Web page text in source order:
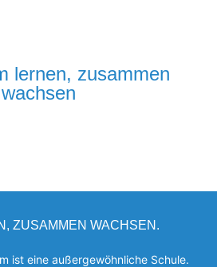
lernen, zusammen
wachsen
ZUSAMMEN WACHSEN.
ist eine außergewöhnliche Schule.